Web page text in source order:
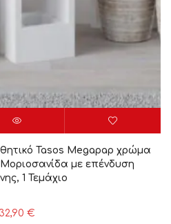
Tasos Megapap χρώμα
Μοριοσανίδα με επένδυση
1 Τεμάχιο
32,90 €